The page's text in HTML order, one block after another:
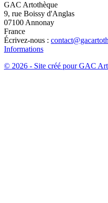
GAC Artothèque
9, rue Boissy d'Anglas
07100 Annonay
France
Écrivez-nous :
Informations
© 2026 - Site créé pour GAC